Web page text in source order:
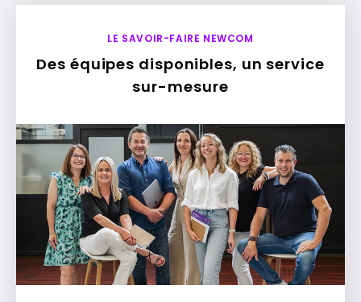
LE SAVOIR-FAIRE NEWCOM
Des équipes disponibles, un service
sur-mesure